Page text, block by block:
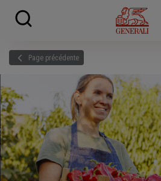
Page précédente